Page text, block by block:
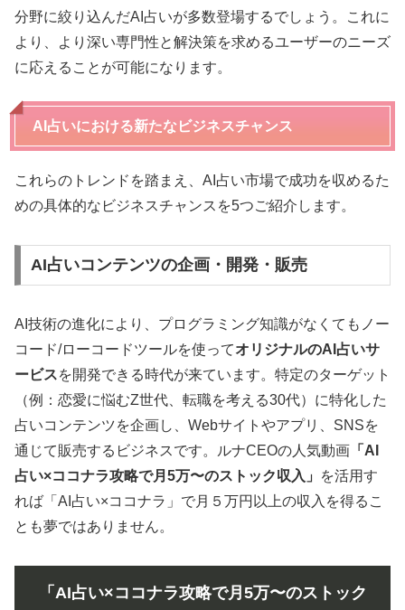
分野に絞り込んだAI占いが多数登場するでしょう。これに
より、より深い専門性と解決策を求めるユーザーのニーズ
に応えることが可能になります。
AI占いにおける新たなビジネスチャンス
これらのトレンドを踏まえ、AI占い市場で成功を収めるた
めの具体的なビジネスチャンスを5つご紹介します。
AI占いコンテンツの企画・開発・販売
AI技術の進化により、プログラミング知識がなくてもノー
コード/ローコードツールを使ってオリジナルのAI占いサ
ービスを開発できる時代が来ています。特定のターゲット
（例：恋愛に悩むZ世代、転職を考える30代）に特化した
占いコンテンツを企画し、Webサイトやアプリ、SNSを
通じて販売するビジネスです。ルナCEOの人気動画 「AI
占い×ココナラ攻略で月5万〜のストック収入」
を活用す
れば「AI占い×ココナラ」で月５万円以上の収入を得るこ
とも夢ではありません。
「AI占い×ココナラ攻略で月5万〜のストック